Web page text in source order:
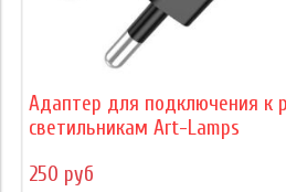
Адаптер для подключения к
светильникам Art-Lamps
250 руб